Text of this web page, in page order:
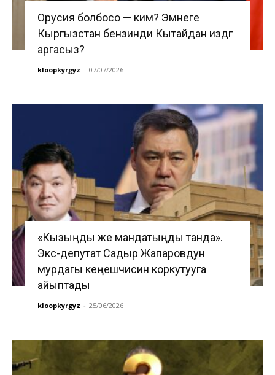
Орусия болбосо — ким? Эмнеге
Кыргызстан бензинди Кытайдан издөөгө
аргасыз?
kloopkyrgyz - 07/07/2026
«Кызыңды же мандатыңды танда».
Экс-депутат Садыр Жапаровдун
мурдагы кеңешчисин коркутууга
айыптады
kloopkyrgyz - 25/06/2026